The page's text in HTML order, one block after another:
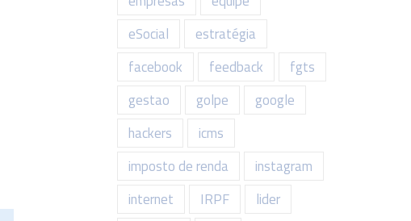
eSocial
estratégia
facebook
feedback
fgts
gestao
golpe
google
hackers
icms
imposto de renda
instagram
internet
IRPF
lider